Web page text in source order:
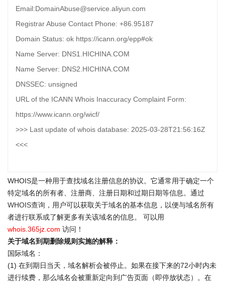
Email:DomainAbuse@service.aliyun.com
Registrar Abuse Contact Phone: +86.95187
Domain Status: ok https://icann.org/epp#ok
Name Server: DNS1.HICHINA.COM
Name Server: DNS2.HICHINA.COM
DNSSEC: unsigned
URL of the ICANN Whois Inaccuracy Complaint Form:
https://www.icann.org/wicf/
>>> Last update of whois database: 2025-03-28T21:56:16Z
<<<
WHOIS是一种用于查找域名注册信息的协议。它通常用于确定一个
特定域名的所有者、注册商、注册日期和过期日期等信息。通过
WHOIS查询 ，用户可以获取关于域名的基本信息，以便与域名所有
者进行联系或了解更多有关该域名的信息。 可以用
whois.365jz.com 访问！
关于域名到期删除规则实施的解释：
国际域名：
(1) 在到期日当天，域名解析会被停止。如果在接下来的72小时内未
进行续费，那么域名会被重新定向到广告页面（即停放状态）。在